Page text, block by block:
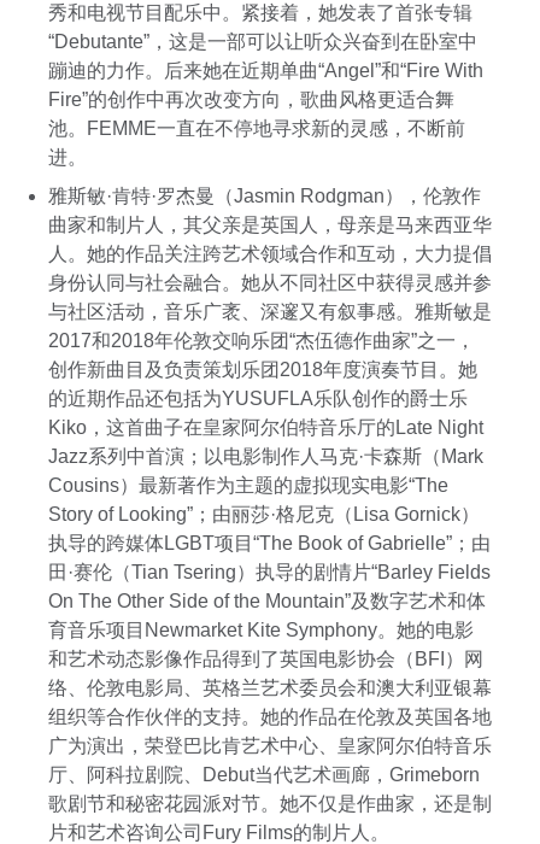
秀和电视节目配乐中。紧接着，她发表了首张专辑
“Debutante”，这是一部可以让听众兴奋到在卧室中
蹦迪的力作。后来她在近期单曲“Angel”和“Fire With
Fire”的创作中再次改变方向，歌曲风格更适合舞
池。FEMME一直在不停地寻求新的灵感，不断前
进。
雅斯敏·肯特·罗杰曼（Jasmin Rodgman），伦敦作
曲家和制片人，其父亲是英国人，母亲是马来西亚华
人。她的作品关注跨艺术领域合作和互动，大力提倡
身份认同与社会融合。她从不同社区中获得灵感并参
与社区活动，音乐广袤、深邃又有叙事感。雅斯敏是
2017和2018年伦敦交响乐团“杰伍德作曲家”之一，
创作新曲目及负责策划乐团2018年度演奏节目。她
的近期作品还包括为YUSUFLA乐队创作的爵士乐
Kiko，这首曲子在皇家阿尔伯特音乐厅的Late Night
Jazz系列中首演；以电影制作人马克·卡森斯（Mark
Cousins）最新著作为主题的虚拟现实电影“The
Story of Looking”；由丽莎·格尼克（Lisa Gornick）
执导的跨媒体LGBT项目“The Book of Gabrielle”；由
田·赛伦（Tian Tsering）执导的剧情片“Barley Fields
On The Other Side of the Mountain”及数字艺术和体
育音乐项目Newmarket Kite Symphony。她的电影
和艺术动态影像作品得到了英国电影协会（BFI）网
络、伦敦电影局、英格兰艺术委员会和澳大利亚银幕
组织等合作伙伴的支持。她的作品在伦敦及英国各地
广为演出，荣登巴比肯艺术中心、皇家阿尔伯特音乐
厅、阿科拉剧院、Debut当代艺术画廊，Grimeborn
歌剧节和秘密花园派对节。她不仅是作曲家，还是制
片和艺术咨询公司Fury Films的制片人。